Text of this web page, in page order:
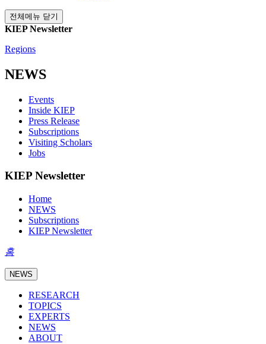
전체메뉴 닫기
KIEP Newsletter
Regions
NEWS
Events
Inside KIEP
Press Release
Subscriptions
Visiting Scholars
Jobs
KIEP Newsletter
Home
NEWS
Subscriptions
KIEP Newsletter
홈
NEWS
RESEARCH
TOPICS
EXPERTS
NEWS
ABOUT